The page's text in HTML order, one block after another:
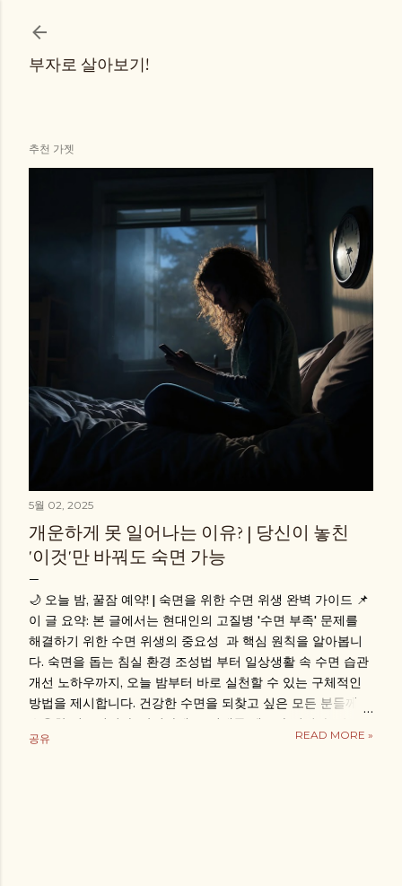
부자로 살아보기!
추천 가젯
5월 02, 2025
개운하게 못 일어나는 이유? | 당신이 놓친
'이것'만 바꿔도 숙면 가능
🌙 오늘 밤, 꿀잠 예약! | 숙면을 위한 수면 위생 완벽 가이드 📌
이 글 요약: 본 글에서는 현대인의 고질병 '수면 부족' 문제를
해결하기 위한 수면 위생의 중요성 과 핵심 원칙을 알아봅니
다. 숙면을 돕는 침실 환경 조성법 부터 일상생활 속 수면 습관
개선 노하우까지, 오늘 밤부터 바로 실천할 수 있는 구체적인
방법을 제시합니다. 건강한 수면을 되찾고 싶은 모든 분들께
유용한 정보입니다. 안녕하세요! 서대문 젠스파 입니다. 밤에
침대에 누워도 잠이 오지 않거나, 자더라도 자주 깨서 아침에
공유 READ MORE »